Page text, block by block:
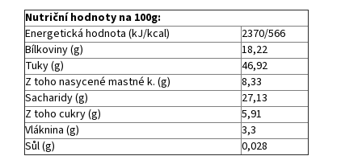
Nutriční hodnoty na 100g:
Energetická hodnota (kJ/kcal)
2370/566
Bílkoviny (g)
18,22
Tuky (g)
46,92
Z toho nasycené mastné k. (g)
8,33
Sacharidy (g)
27,13
Z toho cukry (g)
5,91
Vláknina (g)
3,3
Sůl (g)
0,028